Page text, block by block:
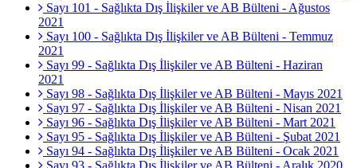
Sayı 101 - Sağlıkta Dış İlişkiler ve AB Bülteni - Ağustos
2021
Sayı 100 - Sağlıkta Dış İlişkiler ve AB Bülteni - Temmuz
2021
Sayı 99 - Sağlıkta Dış İlişkiler ve AB Bülteni - Haziran
2021
Sayı 98 - Sağlıkta Dış İlişkiler ve AB Bülteni - Mayıs 2021
Sayı 97 - Sağlıkta Dış İlişkiler ve AB Bülteni - Nisan 2021
Sayı 96 - Sağlıkta Dış İlişkiler ve AB Bülteni - Mart 2021
Sayı 95 - Sağlıkta Dış İlişkiler ve AB Bülteni - Şubat 2021
Sayı 94 - Sağlıkta Dış İlişkiler ve AB Bülteni - Ocak 2021
Sayı 93 - Sağlıkta Dış İlişkiler ve AB Bülteni - Aralık 2020